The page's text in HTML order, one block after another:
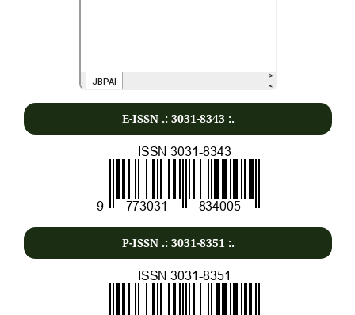
E-ISSN .: 3031-8343:.
P-ISSN .: 3031-8351:.